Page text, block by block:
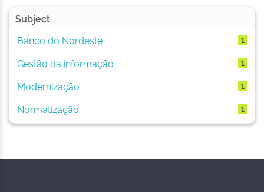
Subject
Banco do Nordeste
1
Gestão da informação 1
Modernização 1
Normatização 1